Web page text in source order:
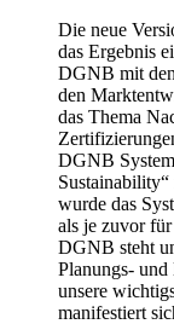
Die neue
das Ergebnis
DGNB mit
den
das Thema
DGNB
wurde das
als je zuvor
DGNB steht
Planungs-
unsere
manifestiert